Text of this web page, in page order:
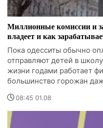
Миллионные комиссии и
владеет и как
Пока одесситы обычно
отправляют детей в
жизни годами работает
большинство горожан
08:45 01.08